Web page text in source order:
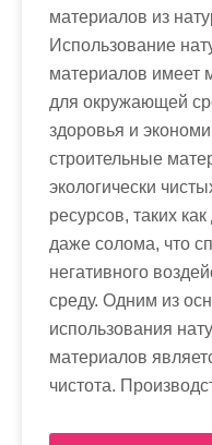
материалов из
Использование
материалов имеет
для окружающей
здоровья и
строительные
экологически
ресурсов, таких
даже солома, что
негативного
среду. Одним из
использования
материалов
чистота.